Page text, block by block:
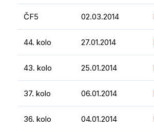
ČF5 02.03.2014
44. kolo 27.01.2014
43. kolo 25.01.2014
37. kolo 06.01.2014
36. kolo 04.01.2014